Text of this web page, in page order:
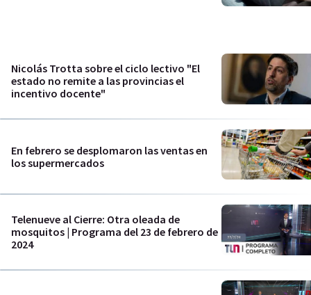
Nicolás Trotta sobre el ciclo lectivo "El
estado no remite a las provincias el
incentivo docente"
En febrero se desplomaron las ventas en
los supermercados
Telenueve al Cierre: Otra oleada de
mosquitos | Programa del 23 de febrero de
2024